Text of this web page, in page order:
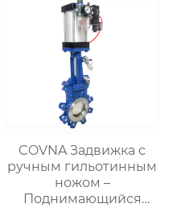
COVNA Задвижка с
ручным гильотинным
ножом –
Поднимающийся